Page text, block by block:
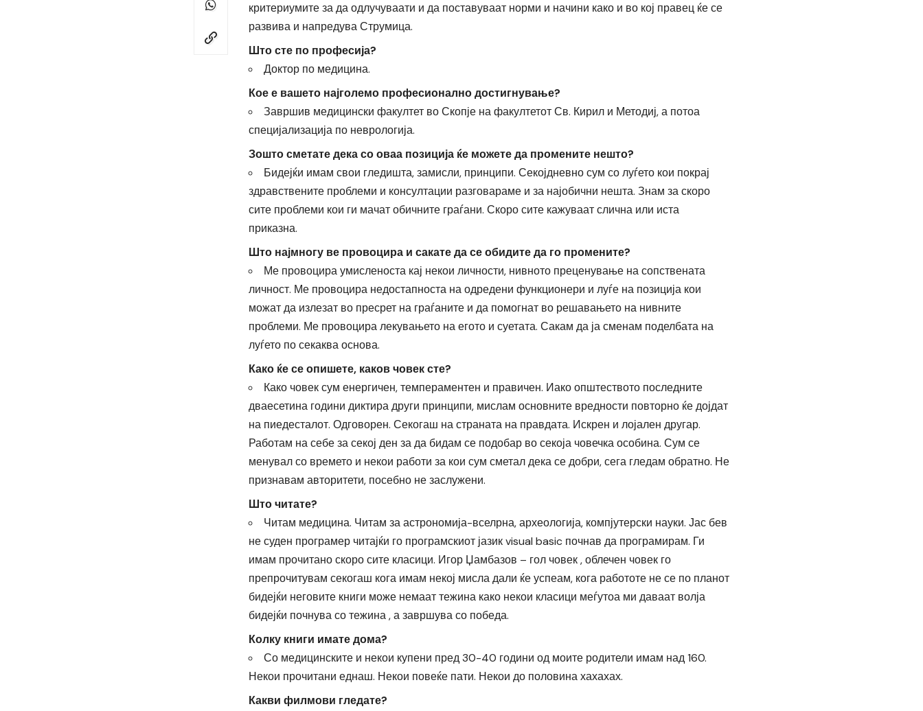
критериумите за да одлучуваати и да поставуваат норми и начини како и во кој правец ќе се
развива и напредува Струмица.
Што сте по професија?
Доктор по медицина.
Кое е вашето најголемо професионално достигнување?
Завршив медицински факултет во Скопје на факултетот Св. Кирил и Методиј, а потоа
специјализација по неврологија.
Зошто сметате дека со оваа позиција ќе можете да промените нешто?
Бидејќи имам свои гледишта, замисли, принципи. Секојдневно сум со луѓето кои покрај
здравствените проблеми и консултации разговараме и за најобични нешта. Знам за скоро
сите проблеми кои ги мачат обичните граѓани. Скоро сите кажуваат слична или иста
приказна.
Што најмногу ве провоцира и сакате да се обидите да го промените?
Ме провоцира умисленоста кај некои личности, нивното преценување на сопствената
личност. Ме провоцира недостапноста на одредени функционери и луѓе на позиција кои
можат да излезат во пресрет на граѓаните и да помогнат во решавањето на нивните
проблеми. Ме провоцира лекувањето на егото и суетата. Сакам да ја сменам поделбата на
луѓето по секаква основа.
Како ќе се опишете, каков човек сте?
Како човек сум енергичен, темпераментен и правичен. Иако општеството последните
дваесетина години диктира други принципи, мислам основните вредности повторно ќе дојдат
на пиедесталот. Одговорен. Секогаш на страната на правдата. Искрен и лојален другар.
Работам на себе за секој ден за да бидам се подобар во секоја човечка особина. Сум се
менувал со времето и некои работи за кои сум сметал дека се добри, сега гледам обратно. Не
признавам авторитети, посебно не заслужени.
Што читате?
Читам медицина. Читам за астрономија-вселрна, археологија, компјутерски науки. Јас бев
не суден програмер читајќи го програмскиот јазик visual basic почнав да програмирам. Ги
имам прочитано скоро сите класици. Игор Џамбазов – гол човек , облечен човек го
препрочитувам секогаш кога имам некој мисла дали ќе успеам, кога работоте не се по планот
бидејќи неговите книги може немаат тежина како некои класици меѓутоа ми даваат волја
бидејќи почнува со тежина , а завршува со победа.
Колку книги имате дома?
Со медицинските и некои купени пред 30-40 години од моите родители имам над 160.
Некои прочитани еднаш. Некои повеќе пати. Некои до половина хахахах.
Какви филмови гледате?